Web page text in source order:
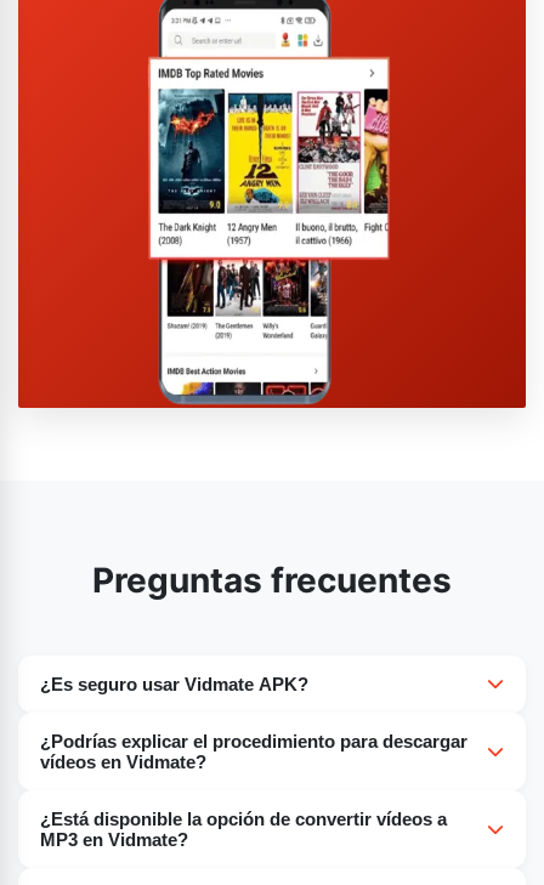
Preguntas frecuentes
¿Es seguro usar Vidmate APK?
segura. Esta aplicación móvil cuenta con numerosas
tus datos y la seguridad del proceso de descarga.
¿Podrías explicar el procedimiento para descargar
vídeos en Vidmate?
Abre la aplicación en tu dispositivo móvil. Busca la
¿Está disponible la opción de convertir vídeos a
MP3 en Vidmate?